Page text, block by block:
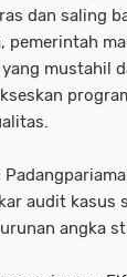
dan saling
pemerintah
mustahil
audit
angka